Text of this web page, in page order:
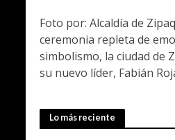
Foto por: Alcaldía de
ceremonia repleta de
simbolismo, la ciudad de
su nuevo líder, Fabián
Lo más reciente